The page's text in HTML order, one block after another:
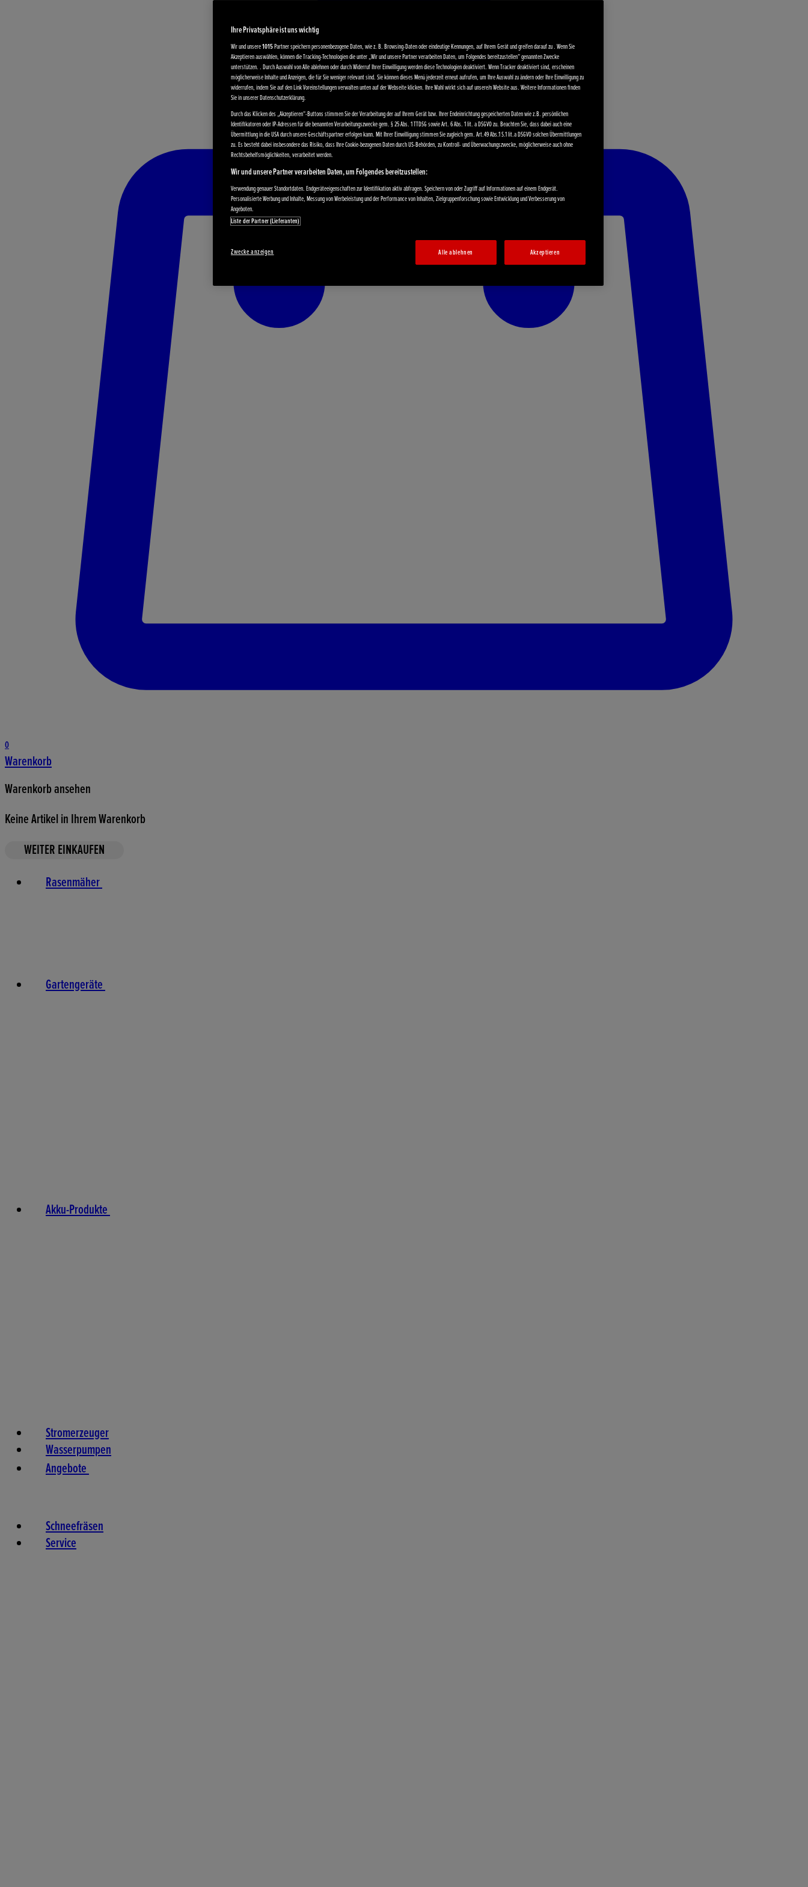
0
Warenkorb
Warenkorb ansehen
Keine Artikel in Ihrem Warenkorb
WEITER EINKAUFEN
Rasenmäher
Gartengeräte
Akku-Produkte
Stromerzeuger
Wasserpumpen
Angebote
Schneefräsen
Service
Ihre Privatsphäre ist uns wichtig
Wir und unsere1015Partner speichern personenbezogene Daten, wie z. B. Browsing-Daten oder eindeutige Kennungen, auf Ihrem Gerät und greifen darauf zu . Wenn Sie
Akzeptieren auswählen, können die Tracking-Technologien die unter „Wir und unsere Partner verarbeiten Daten, um Folgendes bereitzustellen“ genannten Zwecke
unterstützen. . Durch Auswahl von Alle ablehnen oder durch Widerruf Ihrer Einwilligung werden diese Technologien deaktiviert. Wenn Tracker deaktiviert sind, erscheinen
möglicherweise Inhalte und Anzeigen, die für Sie weniger relevant sind. Sie können dieses Menü jederzeit erneut aufrufen, um Ihre Auswahl zu ändern oder Ihre Einwilligung zu
widerrufen, indem Sie auf den Link Voreinstellungen verwalten unten auf der Webseite klicken. Ihre Wahl wirkt sich auf unsere/n Website aus. Weitere Informationen finden
Sie in unserer Datenschutzerklärung.
Durch das Klicken des „Akzeptieren“-Buttons stimmen Sie der Verarbeitung der auf Ihrem Gerät bzw. Ihrer Endeinrichtung gespeicherten Daten wie z.B. persönlichen
Identifikatoren oder IP-Adressen für die benannten Verarbeitungszwecke gem. § 25 Abs. 1 TTDSG sowie Art. 6 Abs. 1 lit. a DSGVO zu. Beachten Sie, dass dabei auch eine
Übermittlung in die USA durch unsere Geschäftspartner erfolgen kann. Mit Ihrer Einwilligung stimmen Sie zugleich gem. Art.49 Abs.1 S.1 lit.a DSGVO solchen Übermittlungen
zu. Es besteht dabei insbesondere das Risiko, dass Ihre Cookie-bezogenen Daten durch US-Behörden, zu Kontroll- und Überwachungszwecke, möglicherweise auch ohne
Rechtsbehelfsmöglichkeiten, verarbeitet werden.
Wir und unsere Partner verarbeiten Daten, um Folgendes bereitzustellen:
Verwendung genauer Standortdaten. Endgeräteeigenschaften zur Identifikation aktiv abfragen. Speichern von oder Zugriff auf Informationen auf einem Endgerät.
Personalisierte Werbung und Inhalte, Messung von Werbeleistung und der Performance von Inhalten, Zielgruppenforschung sowie Entwicklung und Verbesserung von
Angeboten.
Liste der Partner (Lieferanten)
Zwecke anzeigen Alle ablehnen Akzeptieren